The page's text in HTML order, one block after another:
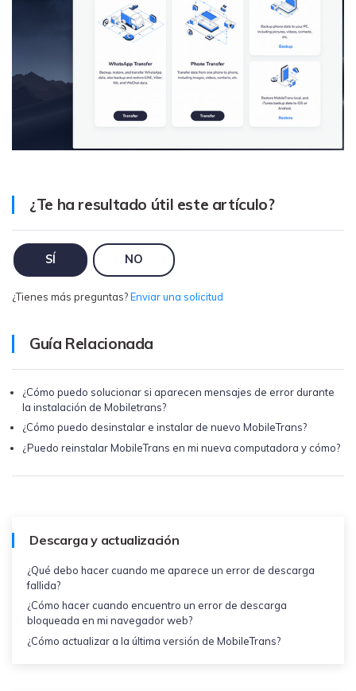
Welastseen
WeLastseen te tiene al tanto de todo en
WhatsApp.
¿Te ha resultado útil este artículo?
SÍ NO
¿Tienes más preguntas?Enviar una solicitud
Guía Relacionada
¿Cómo puedo solucionar si aparecen mensajes de error durante
la instalación de Mobiletrans?
¿Cómo puedo desinstalar e instalar de nuevo MobileTrans?
¿Puedo reinstalar MobileTrans en mi nueva computadora y cómo?
Descarga y actualización
¿Qué debo hacer cuando me aparece un error de descarga
fallida?
¿Cómo hacer cuando encuentro un error de descarga
bloqueada en mi navegador web?
¿Cómo actualizar a la última versión de MobileTrans?